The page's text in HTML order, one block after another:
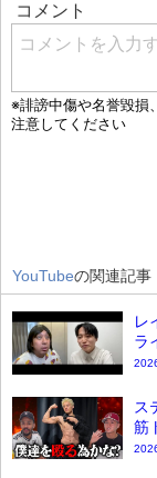
YouTubeの関連記事
レ
ラ
ス
筋